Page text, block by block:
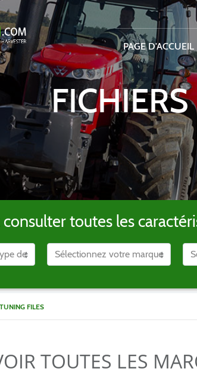
PAGE D'ACCUEIL
toutes les
FILES
TOUTES LES